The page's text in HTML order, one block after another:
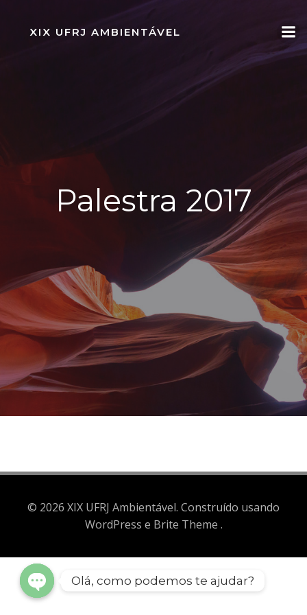
para
o
XIX UFRJ AMBIENTÁVEL
Palestra 2017
© 2026 XIX UFRJ Ambientável. Construído usando
WordPress e Brite Theme .
Olá, como podemos te ajudar?
Open